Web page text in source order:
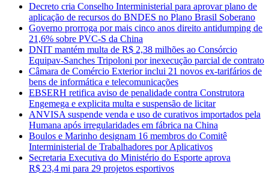
Decreto cria Conselho Interministerial para aprovar plano de
aplicação de recursos do BNDES no Plano Brasil Soberano
Governo prorroga por mais cinco anos direito antidumping de
21,6% sobre PVC-S da China
DNIT mantém multa de R$ 2,38 milhões ao Consórcio
Equipav-Sanches Tripoloni por inexecução parcial de contrato
Câmara de Comércio Exterior inclui 21 novos ex-tarifários de
bens de informática e telecomunicações
EBSERH retifica aviso de penalidade contra Construtora
Engemega e explicita multa e suspensão de licitar
ANVISA suspende venda e uso de curativos importados pela
Humana após irregularidades em fábrica na China
Boulos e Marinho designam 16 membros do Comitê
Interministerial de Trabalhadores por Aplicativos
Secretaria Executiva do Ministério do Esporte aprova
R$ 23,4 mi para 29 projetos esportivos